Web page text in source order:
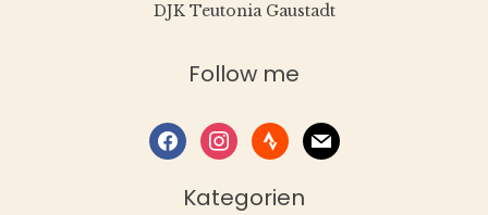
DJK Teutonia Gaustadt
Follow me
facebookinstagram
stravamail
Kategorien